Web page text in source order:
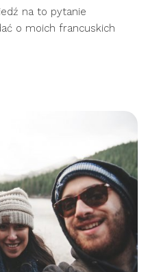
na to pytanie
o moich francuskich